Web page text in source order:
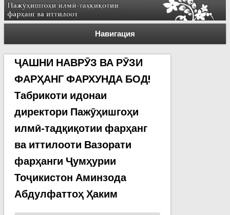
Навигация
ҶАШНИ НАВРӮЗ ВА РӮЗИ
ФАРҲАНГ ФАРХУНДА БОД!
Табрикоти идонаи
директори Пажӯҳишгоҳи
илмӣ-тадқиқотии фарҳанг
ва иттилооти Вазорати
фарҳанги Ҷумҳурии
Тоҷикистон Аминзода
Абдулфаттоҳ Ҳаким